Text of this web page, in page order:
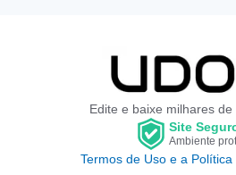
Edite e baixe milhares
Site
Ambiente
Termos de Uso e a